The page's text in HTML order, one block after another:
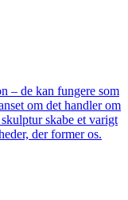
– de kan fungere som
om det handler om
skabe et varigt
der former os.